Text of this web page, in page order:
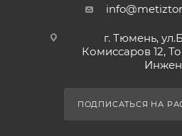
г. Тюмень,
Комиссаров 12,
ПОДПИСАТЬСЯ НА